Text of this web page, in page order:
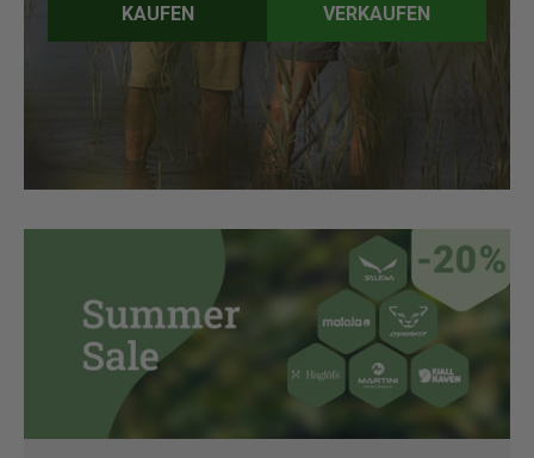
KAUFEN VERKAUFEN